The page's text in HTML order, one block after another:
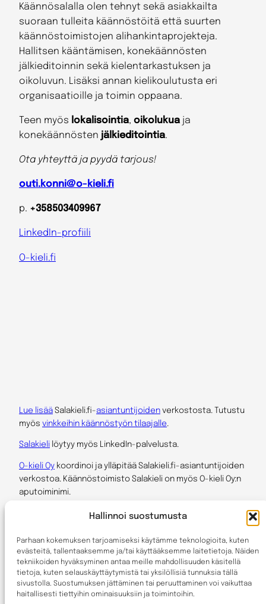
Hallinnoi suostumusta
Parhaan kokemuksen tarjoamiseksi käytämme teknologioita, kuten
evästeitä, tallentaaksemme ja/tai käyttääksemme laitetietoja. Näiden
tekniikoiden hyväksyminen antaa meille mahdollisuuden käsitellä
tietoja, kuten selauskäyttäytymistä tai yksilöllisiä tunnuksia tällä
sivustolla. Suostumuksen jättäminen tai peruuttaminen voi vaikuttaa
haitallisesti tiettyihin ominaisuuksiin ja toimintoihin.
Käännösalalla olen tehnyt sekä asiakkailta
suoraan tulleita käännöstöitä että suurten
käännöstoimistojen alihankintaprojekteja.
Hallitsen kääntämisen, konekäännösten
jälkieditoinnin sekä kielentarkastuksen ja
oikoluvun. Lisäksi annan kielikoulutusta eri
organisaatioille ja toimin oppaana.
Teen myös lokalisointia, oikolukuaja
konekäännösten jälkieditointia.
Ota yhteyttä ja pyydä tarjous!
outi.konni@o-kieli.fi
p. +358503409967
LinkedIn-profiili
O-kieli.fi
Lue lisää Salakieli.fi-asiantuntijoiden verkostosta. Tutustu
myös vinkkeihin käännöstyön tilaajalle.
Salakieli löytyy myös LinkedIn-palvelusta.
O-kieli Oy koordinoi ja ylläpitää Salakieli.fi-asiantuntijoiden
verkostoa. Käännöstoimisto Salakieli on myös O-kieli Oy:n
aputoiminimi.
Salakieli.fi on itsenäisinä yrittäjinä ja asiantuntijoina
toimivien auktorisoitujen kääntäjien
, tulkkien sekä muiden
kielialan ja sisällöntuotannon osaajien verkosto. Kaikkia
asiantuntijoita yhdistää alan koulutus, näytöt vaativista
työtehtävistä sekä halu palvella asiakkaita.